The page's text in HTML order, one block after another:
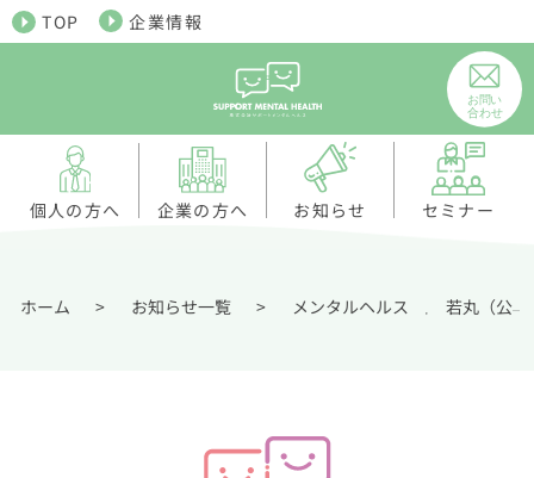
TOP 企業情報
個人の方へ 企業の方へ お知らせ セミナー
ホーム > お知らせ一覧 > メンタルヘルス , 若丸（公認心理師・臨床心理士・健康経営エキスパートアドバイザー）